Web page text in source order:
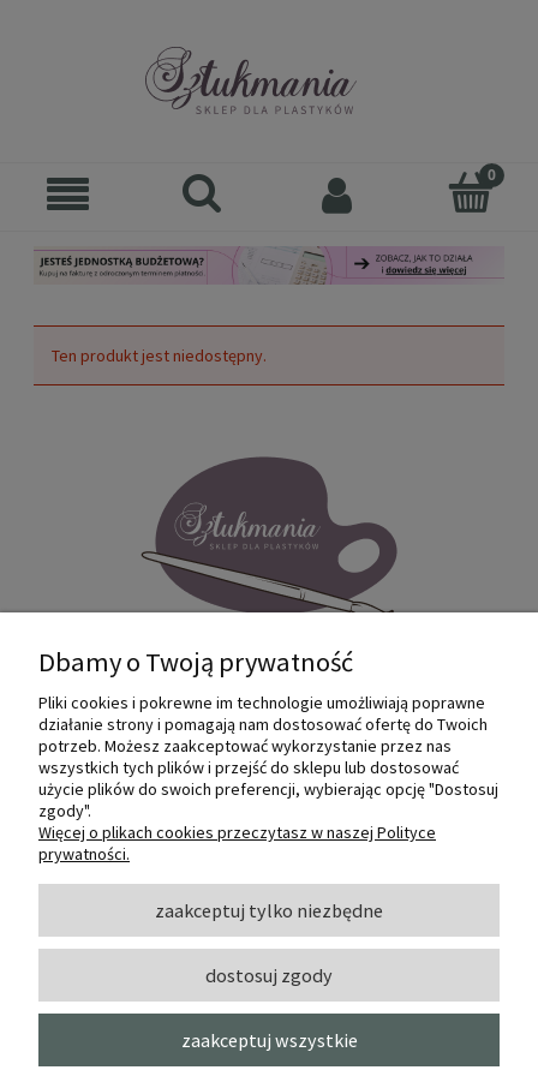
Ten produkt jest niedostępny.
Internetowy sklep dla plastyków
SZTUKMANIA. Profesjonalne artykuły dla
małych i dużych artystów.
O NAS
INFORMACJE I POMOC
MOJE KONTO
Dbamy o Twoją prywatność
Pliki cookies i pokrewne im technologie umożliwiają poprawne
działanie strony i pomagają nam dostosować ofertę do Twoich
potrzeb. Możesz zaakceptować wykorzystanie przez nas
wszystkich tych plików i przejść do sklepu lub dostosować
użycie plików do swoich preferencji, wybierając opcję "Dostosuj
zgody".
Więcej o plikach cookies przeczytasz w naszej Polityce
prywatności.
zaakceptuj tylko niezbędne
dostosuj zgody
zaakceptuj wszystkie